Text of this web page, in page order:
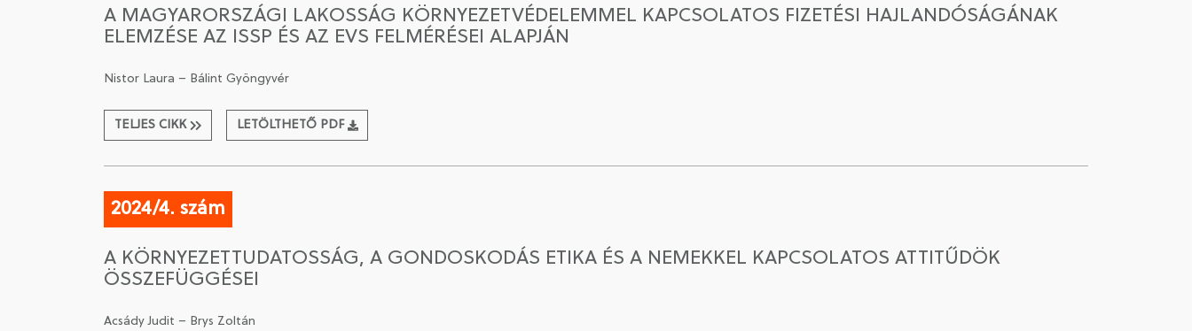
A MAGYARORSZÁGI LAKOSSÁG KÖRNYEZETVÉDELEMMEL KAPCSOLATOS FIZETÉSI HAJLANDÓSÁGÁNAK
ELEMZÉSE AZ ISSP ÉS AZ EVS FELMÉRÉSEI ALAPJÁN
Nistor Laura – Bálint Gyöngyvér
TELJES CIKK LETÖLTHETŐ PDF
2024/4. szám
A KÖRNYEZETTUDATOSSÁG, A GONDOSKODÁS ETIKA ÉS A NEMEKKEL KAPCSOLATOS ATTITŰDÖK
ÖSSZEFÜGGÉSEI
Acsády Judit – Brys Zoltán